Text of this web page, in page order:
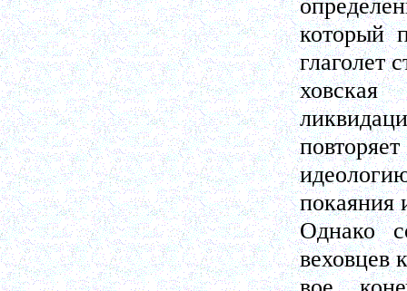
который
глаголет
покаяния
Однако
веховцев